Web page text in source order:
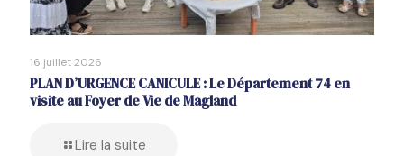
16 juillet 2026
PLAN D’URGENCE CANICULE : Le Département 74 en
visite au Foyer de Vie de Magland
Lire la suite